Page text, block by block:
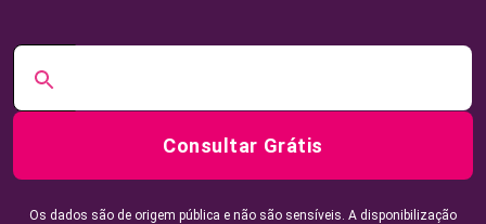
Consultar Grátis
Os dados são de origem pública e não são sensíveis. A disponibilização